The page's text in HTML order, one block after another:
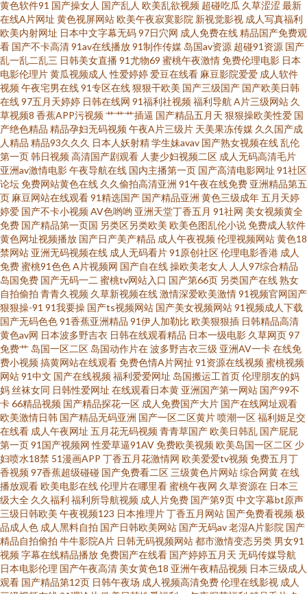
蕉视频 人妻资源站97 丝瓜网站 午夜精品九九 日韩成人片亚洲天堂 欧美日韩
麻 日本岛国大片 97久久资源 男人天堂网av五月天 91撸电影 久久资源国产 久
久a久久 91喷浆白丝 欧美日韩黄色网 婷婷激情进入 狼人干综合色网 影音先锋
人妻站 91精品国产综合蜜臀 91诱惑福利视频 中文字幕37页 草莓视频黄在线
观看 人妻都市超碰 国标一级9精品999 在线观看污 国产精品在线91 色哟哟欧
美专区 91素人网 老师机午夜福利Av 91成人社区电影 成人看片51 亚洲久草网
第一福利社区av 四虎AV电影 91唐先生探花视频观看 欧美sss首页 亚州欧美
日韩av123区 91色女 亚洲AV人人妻人人操 东方av最新网址 成人网久久 影音
先锋AV色 91网站视频播放 91在线观看狼友 日韩A级一级 日韩无码地址一地
址二 日韩精品久久入口 俺去也狼人干 女同互插 色悠悠手机综合网 欧美一区
二区免费人妻 91tv在线 人妖系列伪娘视频网站 92福利在线 欧美日韩黄色一
区二 91美女免费黑料 日韩无码高清一区 东京热伊人加勒比伊人 色网在线看
92伪娘黑料网 男女在床上神秘网站 玖玖爱伊人西瓜 91AV入口 婷婷色女网 国
产电影免费观看 自拍成人在线一区 91海角视频网站 国内AV在线 亚洲黄色电
影网站 丁香人妻五月 午夜成人手机视频 av高潮喷水一区二 成人播放在线 香
蕉视频一区二区三区 国产不卡的视频 四虎一二一 91综合国产 蜜臀嫩屄 91秦
先生在这播放 九九热视频欧美精品 91在线呦 日韩欧美1234 97伊人射欧色色
日本加勒比A网 91国视频在线蜜桃 丝袜足交网站在线观看 ts伪娘在线观看免
黄色软件91 国产操女人 国产乱人 欧美乱欲视频 超碰吃瓜 久草涩涩 最新
在线A片网址 黄色视屏网站欧美午夜寂寞影院 新视觉影视 成人写真福利
欧美内射网址 日本中文字幕无码97日穴网 成人免费在线精品国产免费观
看 国产不卡高清91av在线播放91制作传媒 岛国av资源 超碰91资源 国产
乱一乱二乱三 日韩美女直播91尤物69 蜜桃午夜激情免费伦理电影 日本
电影伦理片黄瓜视频成人 性爱婷婷爱豆在线看 麻豆影院爱爱 成人软件
视频午夜宅男在线91专区在线狠狠干欧美 国产三级国产 国产欧美日韩
在线97五月天婷婷 日韩在线网 91福利社视频福利导航 A片三级网站 久
草视频8 香蕉APP污视频艹艹艹插逼 国产精品五月天 狠狠操欧美性爱 国
产绝色精品 精品孕妇无码视频午夜A片三级片 天美果冻传媒 久久国产成
人精品 精品93久久久 日本人妖射精学生妹avav 国产熟女视频在线乱伦
第一页韩日视频高清国产剧观看 人妻少妇视频二区 成人无码高清毛片
亚洲av激情电影午夜导航在线 国内主播第一页 国产高清电影网址 91社区
论坛免费网站黄色在线 久久偷拍高清亚洲 91午夜在线免费 亚洲精品第五
页 麻豆网站在线观看91精选国产 国产精品亚洲 黄色三级成年五月天婷
婷爱 国产不卡小视频AV色哟哟 亚洲天堂丁香五月 91社网 美女视频黄全
免费 国产精品第一页国 另类区另类欧美 欧美色图乱伦小说免费成人软件
黄色网址视频播放 国产日产美产精品 成人午夜视频伦理视频网站黄色18
禁网站 亚洲无码视频在线 成人无码看片91原创社区伦理电影香港 成人
免费蜜桃91色色A片视频网 国产自在线操欧美老女人 人人97综合精品
岛国免费 国产无码一二 蜜桃tv网站入口 国产第66页 另类国产在线熟女
自拍偷拍 青青久视频 久草新视频在线激情深爱欧美激情91视频官网国产
狠狠操-91 91我要操 国产ts视频网站 国产美女视频网站91视频成人下载
国产无码色色91香蕉亚洲精品 91伊人加勒比欧美狠狠插 日韩精品高清
黄色av网 日本波多野吉衣 日韩在线观看精品 日本一级电影 久草网页97
免费艹 岛国一区二区 岛国动作片在波多野吉衣三级 亚洲AV一卡在线免
费小视频搞黄网站在线观看免费色情A片网扯 91资源在线视频蜜桃视频
网站91中文 国产在线视频福利爱爱网址 岛国搬运工首页伦理朋友的妈
妈丝袜女同 日韩性爱网址 在线观看日本黄 亚洲国产第一网站 国产99不
卡66精品视频 国产精品探花一区 成人免费国产大片 国产在线网址观看
欧美激情日韩 国产精品无码亚洲 国产一区二区黄片喷潮一区福利姬足交
在线看 成人午夜网址 五月花无码视频青青草国产欧美日韩乱 国产屁屁
第一页91国产视频网 性爱草逼91AV免费欧美视频欧美岛国一区二区 少
妇喷水18禁 51漫画APP 丁香五月花激情网 欧美爱爱tv视频免费五月丁
香视频97香蕉超级碰碰 国产免费看二区 三级黄色片网站综合网黄在线
播放观看欧美电影在线伦理片在哪里看蜜桃午夜网 久草资源在 日本三
级大全 久久福利 福利所导航视频 成人片免费 国产第9页中文字幕bt原声
三级日韩欧美 午夜视频123 日本推理片丁香五月网站 国产免费看视频极
品成人色 成人黑料自拍 国产日韩欧美网站 国产无码av老湿A片影院 国产
精品自拍偷拍 牛牛影院A片 日韩无码视频网站都市激情变态另类 男女91
视频字幕在线精品播放免费国产在线看 国产婷婷五月天 无码传媒导航
日本电影伦理 国产午夜高清 美女黄色18 亚洲午夜精品视频 日本三级成人
观看 国产精品第12页 日韩午夜场 成人视频高清免费伦理在线影视 成人